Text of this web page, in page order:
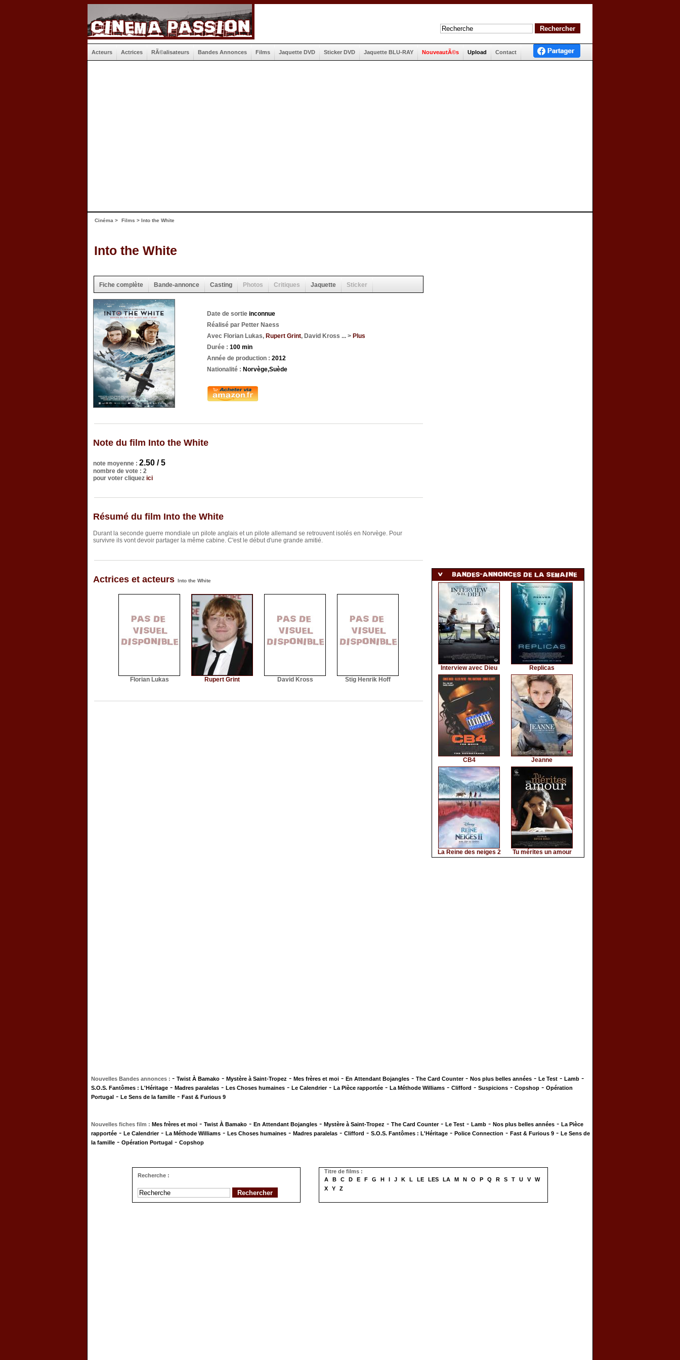
Acteurs Actrices RÃ©alisateurs Bandes Annonces Films Jaquette DVD Sticker DVD Jaquette BLU-RAY NouveautÃ©s Upload Contact
Cinéma > Films > Into the White
Into the White
Fiche complète Bande-annonce Casting Photos Critiques Jaquette Sticker
Date de sortie inconnue
Réalisé par Petter Naess
Avec Florian Lukas, Rupert Grint, David Kross ... > Plus
Durée : 100 min
Année de production : 2012
Nationalité : Norvège,Suède
Note du film Into the White
note moyenne : 2.50 / 5
nombre de vote : 2
pour voter cliquez ici
Résumé du film Into the White
Durant la seconde guerre mondiale un pilote anglais et un pilote allemand se retrouvent isolés en Norvège. Pour
survivre ils vont devoir partager la même cabine. C'est le début d'une grande amitié.
Actrices et acteurs Into the White
Florian Lukas Rupert Grint David Kross Stig Henrik Hoff
Interview avec Dieu Replicas
CB4 Jeanne
La Reine des neiges 2 Tu mérites un amour
Nouvelles Bandes annonces : - Twist À Bamako - Mystère à Saint-Tropez - Mes frères et moi - En Attendant Bojangles - The Card Counter- Nos plus belles années - Le Test - Lamb -
S.O.S. Fantômes : L'Héritage - Madres paralelas - Les Choses humaines - Le Calendrier- La Pièce rapportée - La Méthode Williams - Clifford - Suspicions - Copshop - Opération
Portugal - Le Sens de la famille - Fast & Furious 9
Nouvelles fiches film : Mes frères et moi - Twist À Bamako - En Attendant Bojangles - Mystère à Saint-Tropez - The Card Counter- Le Test - Lamb - Nos plus belles années - La Pièce
rapportée - Le Calendrier- La Méthode Williams - Les Choses humaines - Madres paralelas - Clifford - S.O.S. Fantômes : L'Héritage - Police Connection - Fast & Furious 9 - Le Sens de
la famille - Opération Portugal - Copshop
Recherche :
Titre de films :
A
B C D E F G H I J K L LE LES LA M N O P Q R S T U V
W
X
Y Z